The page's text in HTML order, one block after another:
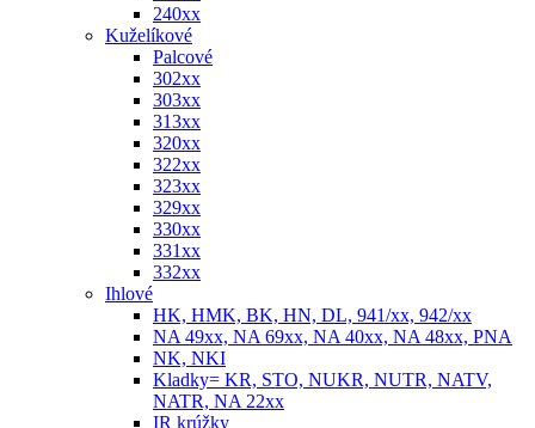
240xx
Kuželíkové
Palcové
302xx
303xx
313xx
320xx
322xx
323xx
329xx
330xx
331xx
332xx
Ihlové
HK, HMK, BK, HN, DL, 941/xx, 942/xx
NA 49xx, NA 69xx, NA 40xx, NA 48xx, PNA
NK, NKI
Kladky= KR, STO, NUKR, NUTR, NATV,
NATR, NA 22xx
IR krúžky